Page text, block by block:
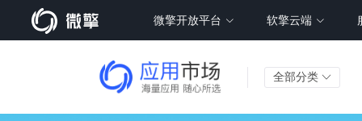
微擎开放平台 软擎云端
全部分类